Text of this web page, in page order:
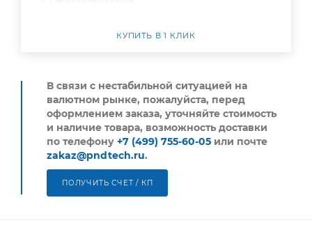
КУПИТЬ В 1 КЛИК
В связи с нестабильной ситуацией на
валютном рынке, пожалуйста, перед
оформлением заказа, уточняйте стоимость
и наличие товара, возможность доставки
по телефону +7 (499) 755-60-05 или почте
zakaz@pndtech.ru.
ПОЛУЧИТЬ СЧЕТ / КП